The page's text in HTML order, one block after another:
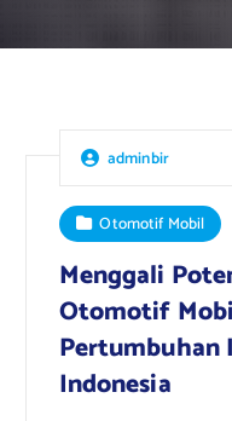
adminbir
Otomotif Mobil
Menggali
Otomotif
Indonesia